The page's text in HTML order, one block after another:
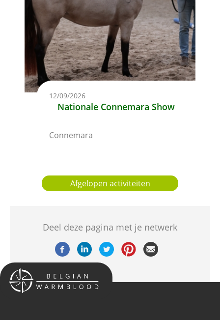
12/09/2026
Nationale Connemara Show
Connemara
Afgelopen activiteiten
Deel deze pagina met je netwerk